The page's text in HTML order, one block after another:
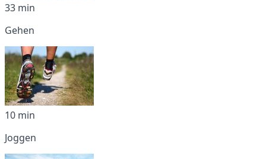
33 min
Gehen
10 min
Joggen